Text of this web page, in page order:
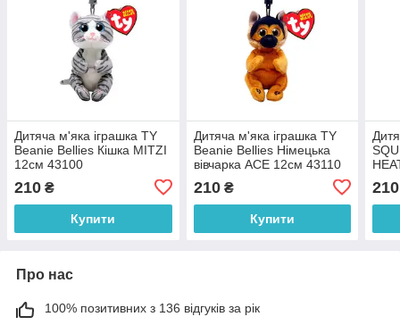
Дитяча м'яка іграшка TY
Beanie Bellies Кішка MITZI
12см 43100
210 ₴
Купити
Дитяча м'яка іграшка TY
Beanie Bellies Німецька
вівчарка ACE 12см 43110
210₴
Купити
210
Про нас
100% позитивних з 136 відгуків за рік